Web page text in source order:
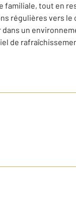
familiale, tout en
régulières vers
un
de